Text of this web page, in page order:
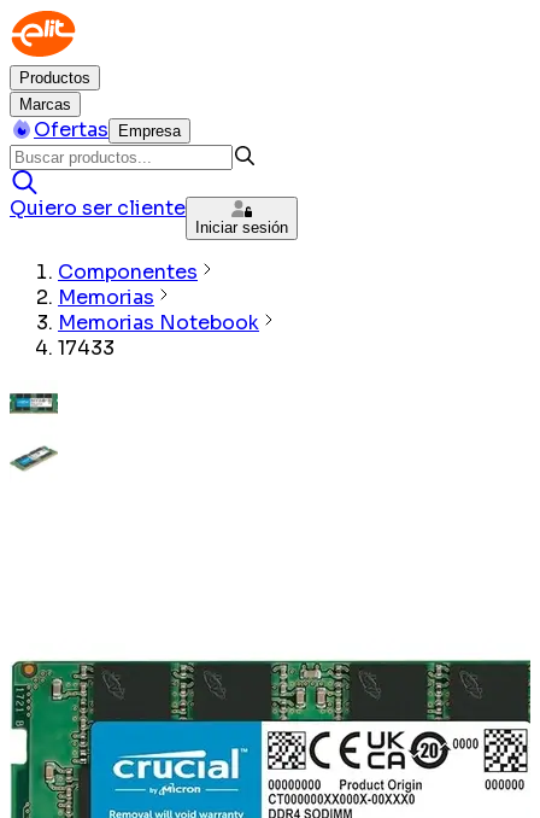
Productos
Marcas
Ofertas Empresa
Quiero ser cliente
Iniciar sesión
Componentes
Memorias
Memorias Notebook
17433